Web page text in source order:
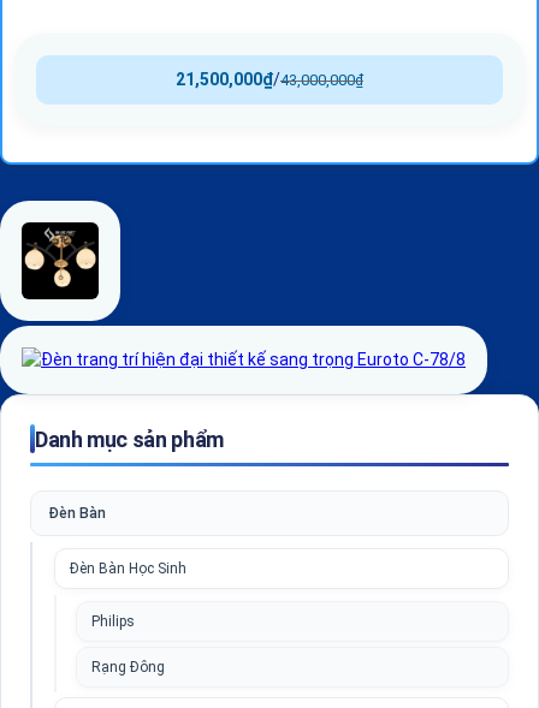
43,000,000₫
/
21,500,000₫
Danh mục sản phẩm
Đèn Bàn
Đèn Bàn Học Sinh
Philips
Rạng Đông